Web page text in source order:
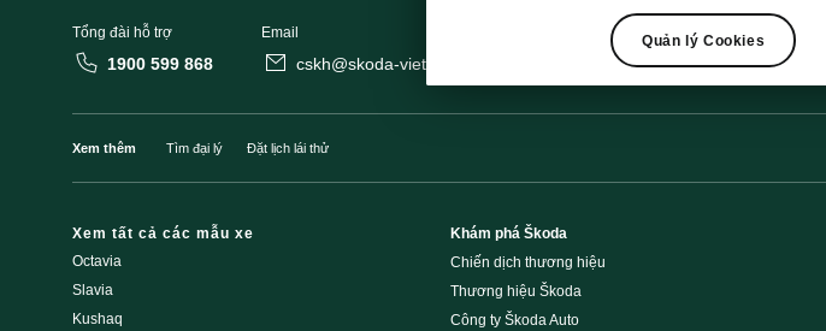
Tổng đài hỗ trợ
1900 599 868
Email
cskh@skoda-vietnam.vn Biểu mẫu liên hệ
Xem thêm Tìm đại lý Đặt lịch lái thử
Xem tất cả các mẫu xe
Octavia
Slavia
Kushaq
Khám phá Škoda
Chiến dịch thương hiệu
Thương hiệu Škoda
Công ty Škoda Auto
Quản lý Cookies